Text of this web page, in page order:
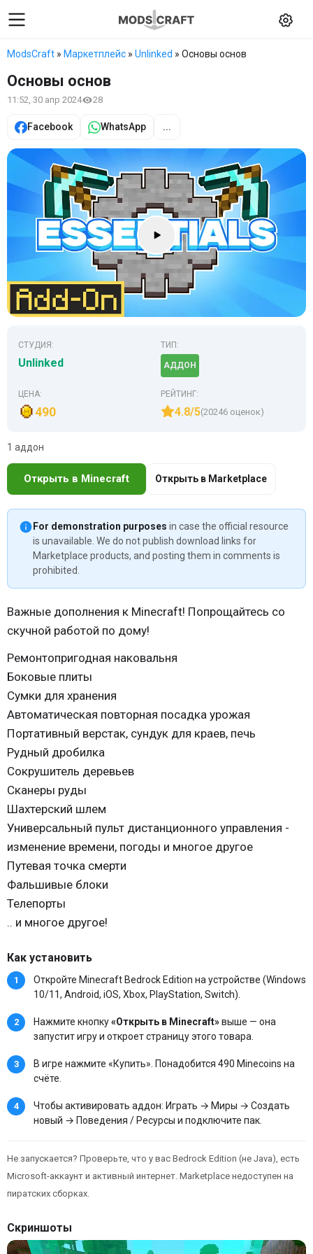
ModsCraft » Маркетплейс » Unlinked » Основы основ
Основы основ
11:52, 30 апр 2024 28
Facebook WhatsApp ...
СТУДИЯ:
Unlinked
ТИП:
АДДОН
ЦЕНА:
490
РЕЙТИНГ:
4.8/5(20246 оценок)
1 аддон
Открыть в Minecraft Открыть в Marketplace
For demonstration purposes in case the official resource
is unavailable. We do not publish download links for
Marketplace products, and posting them in comments is
prohibited.
Важные дополнения к Minecraft! Попрощайтесь со
скучной работой по дому!
Ремонтопригодная наковальня
Боковые плиты
Сумки для хранения
Автоматическая повторная посадка урожая
Портативный верстак, сундук для краев, печь
Рудный дробилка
Сокрушитель деревьев
Сканеры руды
Шахтерский шлем
Универсальный пульт дистанционного управления -
изменение времени, погоды и многое другое
Путевая точка смерти
Фальшивые блоки
Телепорты
.. и многое другое!
Как установить
Откройте Minecraft Bedrock Edition на устройстве (Windows
10/11, Android, iOS, Xbox, PlayStation, Switch).
Нажмите кнопку«Открыть в Minecraft»выше — она
запустит игру и откроет страницу этого товара.
В игре нажмите «Купить». Понадобится 490 Minecoins на
счёте.
Чтобы активировать аддон: Играть → Миры → Создать
новый → Поведения / Ресурсы и подключите пак.
Не запускается? Проверьте, что у вас Bedrock Edition (не Java), есть
Microsoft-аккаунт и активный интернет. Marketplace недоступен на
пиратских сборках.
Скриншоты